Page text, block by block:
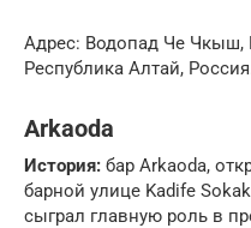
Адрес: Водопад Че Чкыш,
Республика Алтай,
Arkaoda
История: бар Arkaoda,
барной улице Kadife
сыграл главную роль в